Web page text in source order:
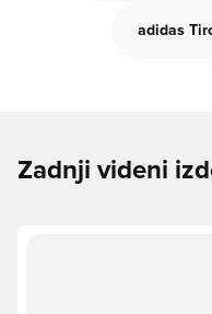
adidas
Zadnji videni